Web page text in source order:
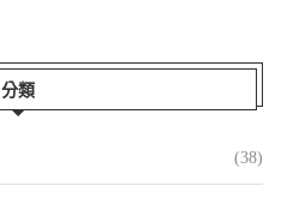
分類
(38)